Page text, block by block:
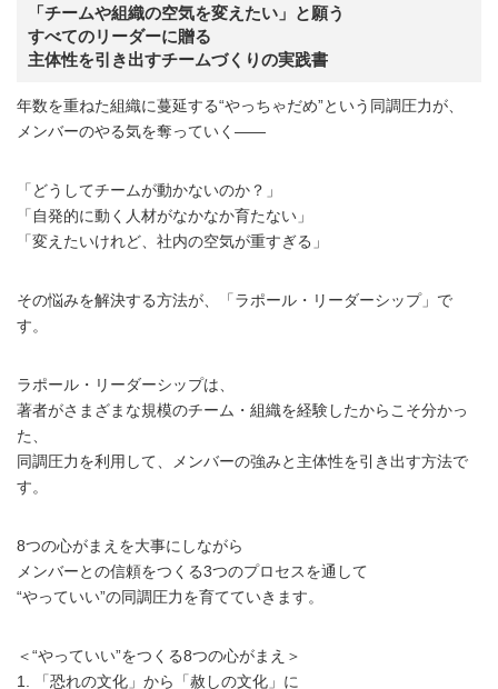
「チームや組織の空気を変えたい」と願う
すべてのリーダーに贈る
主体性を引き出すチームづくりの実践書
年数を重ねた組織に蔓延する“やっちゃだめ”という同調圧力が、
メンバーのやる気を奪っていく――
「どうしてチームが動かないのか？」
「自発的に動く人材がなかなか育たない」
「変えたいけれど、社内の空気が重すぎる」
その悩みを解決する方法が、「ラポール・リーダーシップ」で
す。
ラポール・リーダーシップは、
著者がさまざまな規模のチーム・組織を経験したからこそ分かっ
た、
同調圧力を利用して、メンバーの強みと主体性を引き出す方法で
す。
8つの心がまえを大事にしながら
メンバーとの信頼をつくる3つのプロセスを通して
“やっていい”の同調圧力を育てていきます。
＜“やっていい”をつくる8つの心がまえ＞
1. 「恐れの文化」から「赦しの文化」に